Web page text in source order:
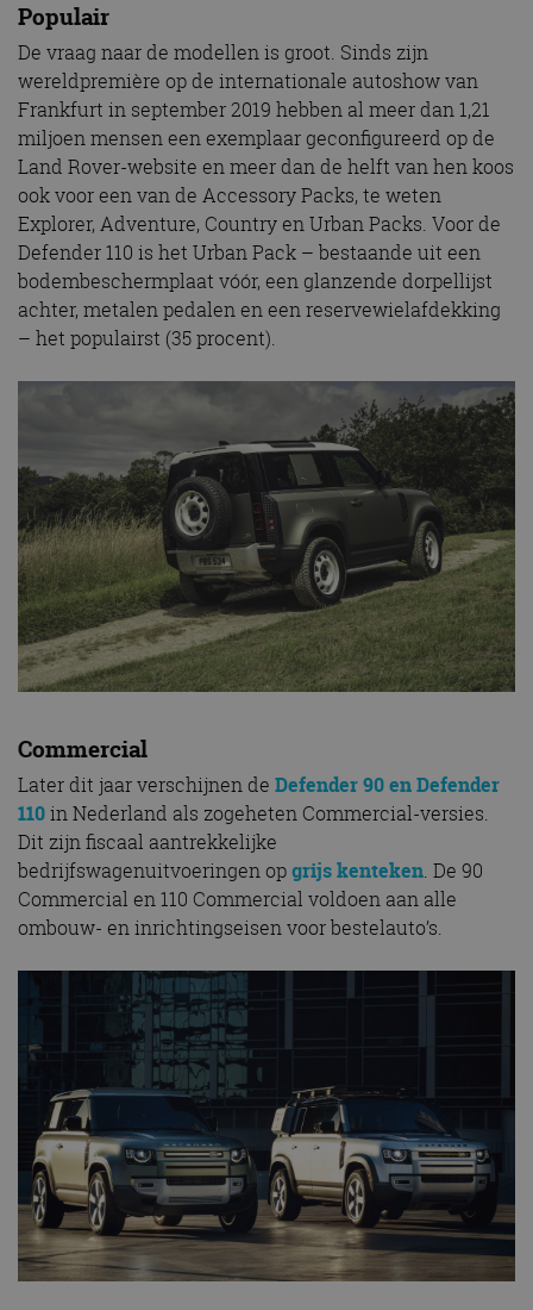
Populair
De vraag naar de modellen is groot. Sinds zijn
wereldpremière op de internationale autoshow van
Frankfurt in september 2019 hebben al meer dan 1,21
miljoen mensen een exemplaar geconfigureerd op de
Land Rover-website en meer dan de helft van hen koos
ook voor een van de Accessory Packs, te weten
Explorer, Adventure, Country en Urban Packs. Voor de
Defender 110 is het Urban Pack – bestaande uit een
bodembeschermplaat vóór, een glanzende dorpellijst
achter, metalen pedalen en een reservewielafdekking
– het populairst (35 procent).
Commercial
Later dit jaar verschijnen de Defender 90 en Defender
110in Nederland als zogeheten Commercial-versies.
Dit zijn fiscaal aantrekkelijke
bedrijfswagenuitvoeringen opgrijs kenteken. De 90
Commercial en 110 Commercial voldoen aan alle
ombouw- en inrichtingseisen voor bestelauto’s.